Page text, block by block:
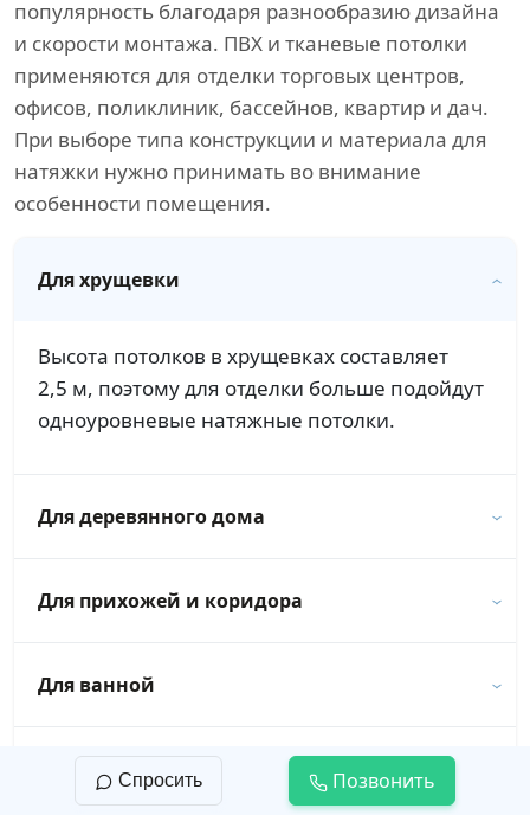
популярность благодаря разнообразию дизайна
и скорости монтажа. ПВХ и тканевые потолки
применяются для отделки торговых центров,
офисов, поликлиник, бассейнов, квартир и дач.
При выборе типа конструкции и материала для
натяжки нужно принимать во внимание
особенности помещения.
Для хрущевки
Высота потолков в хрущевках составляет
2,5 м, поэтому для отделки больше подойдут
одноуровневые натяжные потолки.
Для деревянного дома
Для прихожей и коридора
Для ванной
Для новостройки
Спросить Позвонить